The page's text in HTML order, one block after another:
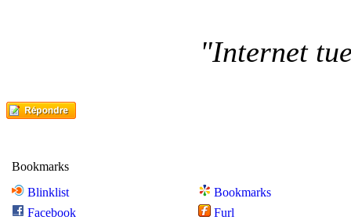
"Internet
Bookmarks
Blinklist
Bookmarks
Facebook
Furl